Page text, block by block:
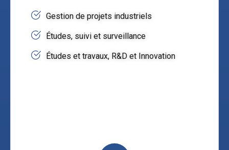
Gestion de projets industriels
Études, suivi et surveillance
Études et travaux, R&D et Innovation